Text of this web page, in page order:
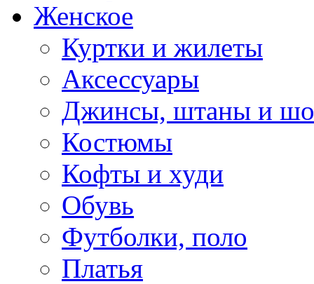
Женское
Куртки и жилеты
Аксессуары
Джинсы, штаны и
Костюмы
Кофты и худи
Обувь
Футболки, поло
Платья